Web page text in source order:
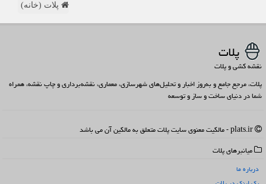
پلات (خانه)
پلات
نقشه کشی و پلات
پلات، مرجع جامع و به‌روز اخبار و تحلیل‌های شهرسازی، معماری، نقشه‌برداری و چاپ نقشه، همراه
شما در دنیای ساخت و ساز و توسعه
میانبرهای پلات
درباره ما